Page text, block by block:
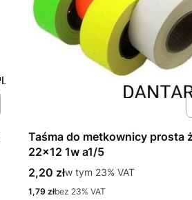
Taśma do metkownicy prosta
22x12 1w a1/5
Cena brutto
2,20 złw tym %s VAT
w tym 23% VAT
Cena netto
1,79 złbez 23% VAT